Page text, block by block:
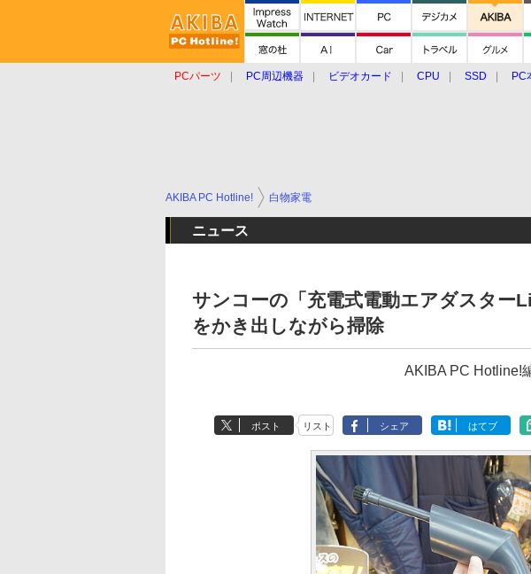
PCパーツ PC周辺機器 ビデオカード CPU SSD PC
AKIBA PC Hotline! 白物家電
ニュース
サンコーの「充電式電動エアダスター
をかき出しながら掃除
AKIBA PC Hotline!
ポスト リスト シェア はてブ